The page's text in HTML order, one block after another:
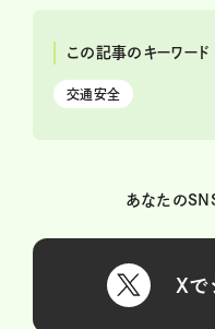
この記事のキーワード
交通安全
あなたの
Xで